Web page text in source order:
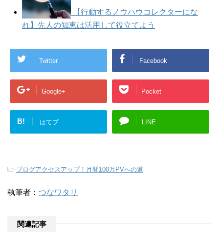
【行動するノウハウコレクターにな
れ】先人の知恵は活用して役立てよう
Twitter Facebook
Google+ Pocket
B! はてブ LINE
-ブログアクセスアップ！月間100万PVへの道
執筆者： つなワタリ
関連記事